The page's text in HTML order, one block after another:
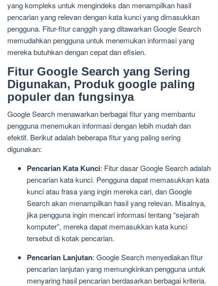
yang kompleks untuk mengindeks dan menampilkan hasil
pencarian yang relevan dengan kata kunci yang dimasukkan
pengguna. Fitur-fitur canggih yang ditawarkan Google Search
memudahkan pengguna untuk menemukan informasi yang
mereka butuhkan dengan cepat dan efisien.
Fitur Google Search yang Sering
Digunakan, Produk google paling
populer dan fungsinya
Google Search menawarkan berbagai fitur yang membantu
pengguna menemukan informasi dengan lebih mudah dan
efektif. Berikut adalah beberapa fitur yang paling sering
digunakan:
Pencarian Kata Kunci: Fitur dasar Google Search adalah
pencarian kata kunci. Pengguna dapat memasukkan kata
kunci atau frasa yang ingin mereka cari, dan Google
Search akan menampilkan hasil yang relevan. Misalnya,
jika pengguna ingin mencari informasi tentang “sejarah
komputer”, mereka dapat memasukkan kata kunci
tersebut di kotak pencarian.
Pencarian Lanjutan: Google Search menyediakan fitur
pencarian lanjutan yang memungkinkan pengguna untuk
menyaring hasil pencarian berdasarkan berbagai kriteria.